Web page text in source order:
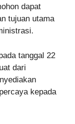
dapat
tujuan utama
tanggal 22
dari
kepada